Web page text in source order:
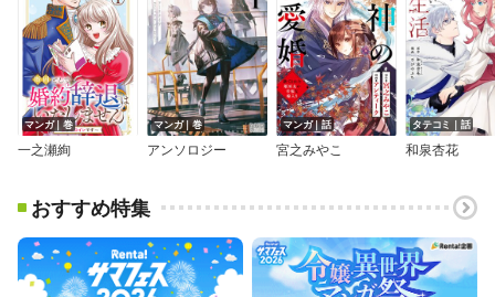
マンガ｜巻
一之瀬絢
マンガ｜巻
アンソロジー
マンガ｜話
宮之みやこ
タテコミ｜話
和泉杏花
おすすめ特集